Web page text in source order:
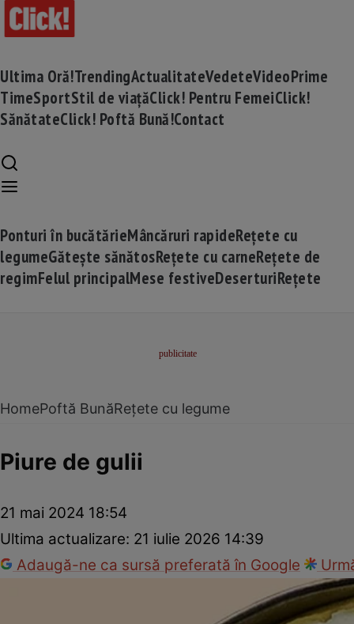
Ultima Oră!TrendingActualitateVedeteVideoPrime
TimeSportStil de viațăClick! Pentru FemeiClick!
SănătateClick! Poftă Bună!Contact
Ponturi în bucătărieMâncăruri rapideRețete cu
legumeGătește sănătosRețete cu carneRețete de
regimFelul principalMese festiveDeserturiRețete
HomePoftă BunăRețete cu legume
Piure de gulii
21 mai 2024 18:54
Ultima actualizare: 21 iulie 2026 14:39
Adaugă-ne ca sursă preferată în Google